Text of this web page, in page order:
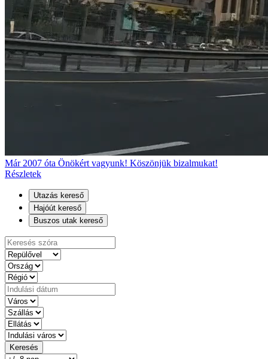
Már 2007 óta Önökért vagyunk! Köszönjük bizalmukat!
Részletek
Utazás kereső
Hajóút kereső
Buszos utak kereső
Keresés